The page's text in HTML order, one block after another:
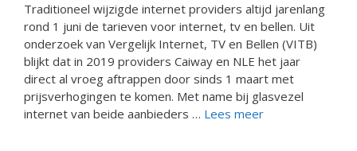
Traditioneel wijzigde internet providers altijd jarenlang
rond 1 juni de tarieven voor internet, tv en bellen. Uit
onderzoek van Vergelijk Internet, TV en Bellen (VITB)
blijkt dat in 2019 providers Caiway en NLE het jaar
direct al vroeg aftrappen door sinds 1 maart met
prijsverhogingen te komen. Met name bij glasvezel
internet van beide aanbieders … Lees meer